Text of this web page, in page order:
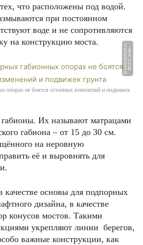
что расположены под водой.
при постоянном
воде и не сопротивляются
на конструкцию моста.
Ф
О
Т
О:
a
m
b
-
b
r
u
sl
a
n
d
s
h
a
f
t.
r
u
опорах не боятся сезонных изменений и подвижек
Их называют матрацами
габиона – от 15 до 30 см.
на неровную
её и выровнять для
качестве основы для подпорных
дизайна, в качестве
конусов мостов. Такими
укрепляют линии берегов,
важные конструкции, как